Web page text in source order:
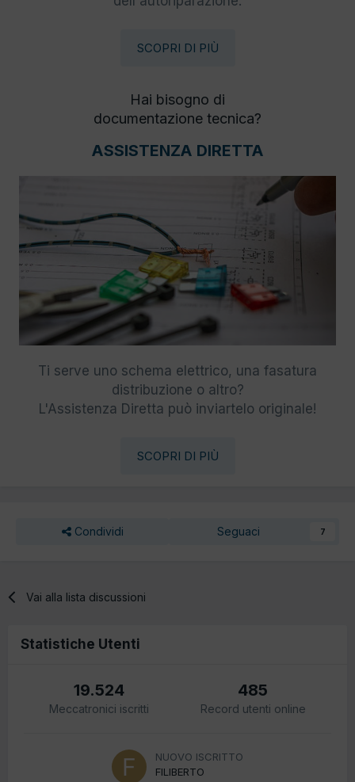
SCOPRI DI PIÙ
Hai bisogno di
documentazione tecnica?
ASSISTENZA DIRETTA
Ti serve uno schema elettrico, una fasatura
distribuzione o altro?
L'Assistenza Diretta può inviartelo originale!
SCOPRI DI PIÙ
Condividi Seguaci 7
Vai alla lista discussioni
Statistiche Utenti
19.524
Meccatronici iscritti
485
Record utenti online
NUOVO ISCRITTO
FILIBERTO